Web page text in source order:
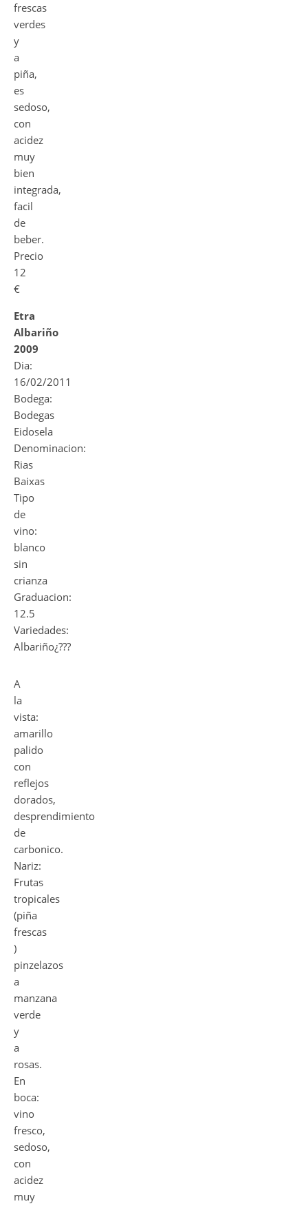
frescas
verdes
y
a
piña,
es
sedoso,
con
acidez
muy
bien
integrada,
facil
de
beber.
Precio
12
€
Etra
Albariño
2009
Dia:
16/02/2011
Bodega:
Bodegas
Eidosela
Denominacion:
Rias
Baixas
Tipo
de
vino:
blanco
sin
crianza
Graduacion:
12.5
Variedades:
Albariño¿???
A
la
vista:
amarillo
palido
con
reflejos
dorados,
desprendimiento
de
carbonico.
Nariz:
Frutas
tropicales
(piña
frescas
)
pinzelazos
a
manzana
verde
y
a
rosas.
En
boca:
vino
fresco,
sedoso,
con
acidez
muy